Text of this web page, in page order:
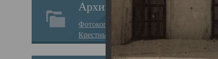
Архив
Фотокопии дел
Крестные ходы